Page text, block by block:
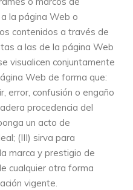
la página Web o
contenidos a través de
a las de la página Web
visualicen conjuntamente
Web de forma que:
error, confusión o engaño
procedencia del
un acto de
(III) sirva para
marca y prestigio de
cualquier otra forma
vigente.